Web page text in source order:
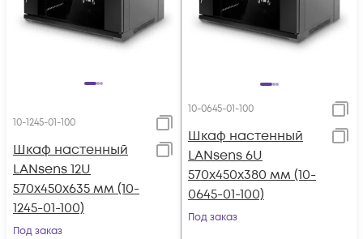
10-1245-01-100
Шкаф настенный
LANsens 12U
570x450x635 мм (10-
1245-01-100)
Под заказ
10-0645-01-100
Шкаф настенный
LANsens 6U
570x450x380 мм (10-
0645-01-100)
Под заказ